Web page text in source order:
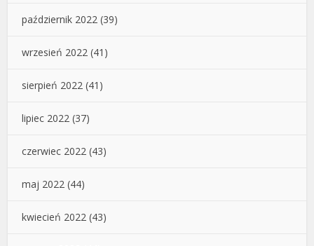
październik 2022 (39)
wrzesień 2022 (41)
sierpień 2022 (41)
lipiec 2022 (37)
czerwiec 2022 (43)
maj 2022 (44)
kwiecień 2022 (43)